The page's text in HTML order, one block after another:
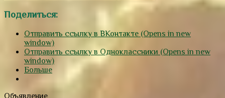
Поделиться:
Отправить ссылку в ВКонтакте (Opens in new
window)
Отправить ссылку в Одноклассники (Opens in new
window)
Больше
Объявление